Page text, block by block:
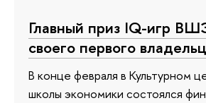
Главный приз IQ-игр
своего первого
В конце февраля в Культурном
школы экономики состоялся